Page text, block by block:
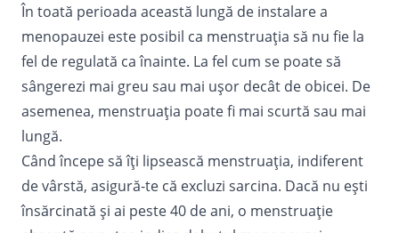
În toată perioada această lungă de instalare a
menopauzei este posibil ca menstruația să nu fie la
fel de regulată ca înainte. La fel cum se poate să
sângerezi mai greu sau mai ușor decât de obicei. De
asemenea, menstruația poate fi mai scurtă sau mai
lungă.
Când începe să îți lipsească menstruația, indiferent
de vârstă, asigură-te că excluzi sarcina. Dacă nu ești
însărcinată și ai peste 40 de ani, o menstruație